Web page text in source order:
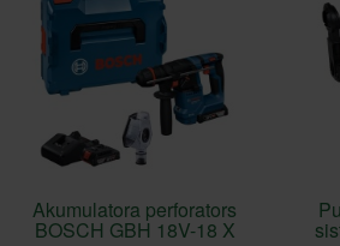
Akumulatora perforators
BOSCH GBH 18V-18 X